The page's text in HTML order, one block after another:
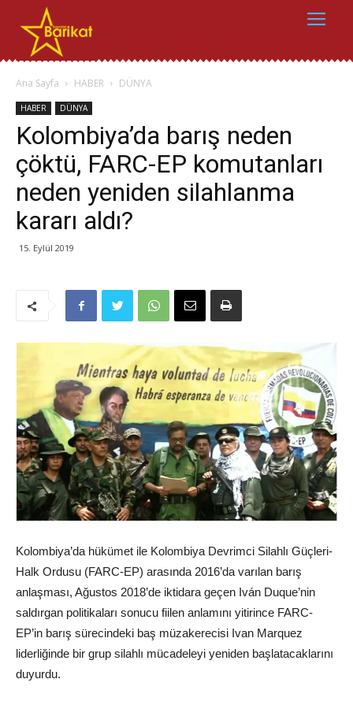
Ana Sayfa HABER DÜNYA
HABER DÜNYA
Kolombiya’da barış neden
çöktü, FARC-EP komutanları
neden yeniden silahlanma
kararı aldı?
15. Eylül 2019
Kolombiya’da hükümet ile Kolombiya Devrimci Silahlı Güçleri-
Halk Ordusu (FARC-EP) arasında 2016’da varılan barış
anlaşması, Ağustos 2018’de iktidara geçen Iván Duque’nin
saldırgan politikaları sonucu fiilen anlamını yitirince FARC-
EP’in barış sürecindeki baş müzakerecisi Ivan Marquez
liderliğinde bir grup silahlı mücadeleyi yeniden başlatacaklarını
duyurdu.